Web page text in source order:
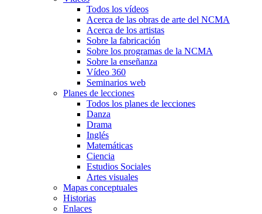
Todos los vídeos
Acerca de las obras de arte del NCMA
Acerca de los artistas
Sobre la fabricación
Sobre los programas de la NCMA
Sobre la enseñanza
Vídeo 360
Seminarios web
Planes de lecciones
Todos los planes de lecciones
Danza
Drama
Inglés
Matemáticas
Ciencia
Estudios Sociales
Artes visuales
Mapas conceptuales
Historias
Enlaces